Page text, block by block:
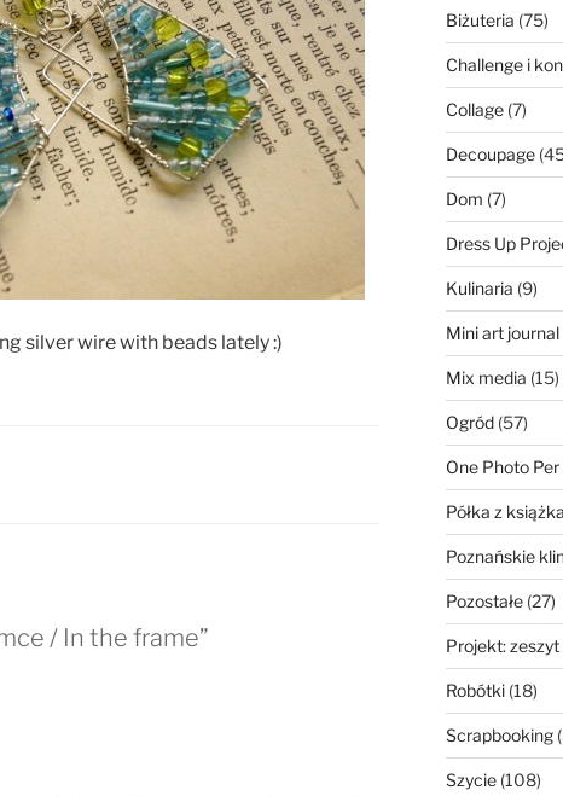
silver wire with beads lately :)
/ In the frame”
Biżuteria (75)
Challenge i
Collage(7)
Decoupage
Dom (7)
Dress Up
Kulinaria (9)
Mini art
Mix media (15)
Ogród(57)
One Photo Per
Półka z
Poznańskie
Pozostałe(27)
Projekt: zeszyt
Robótki(18)
Scrapbooking
Szycie(108)